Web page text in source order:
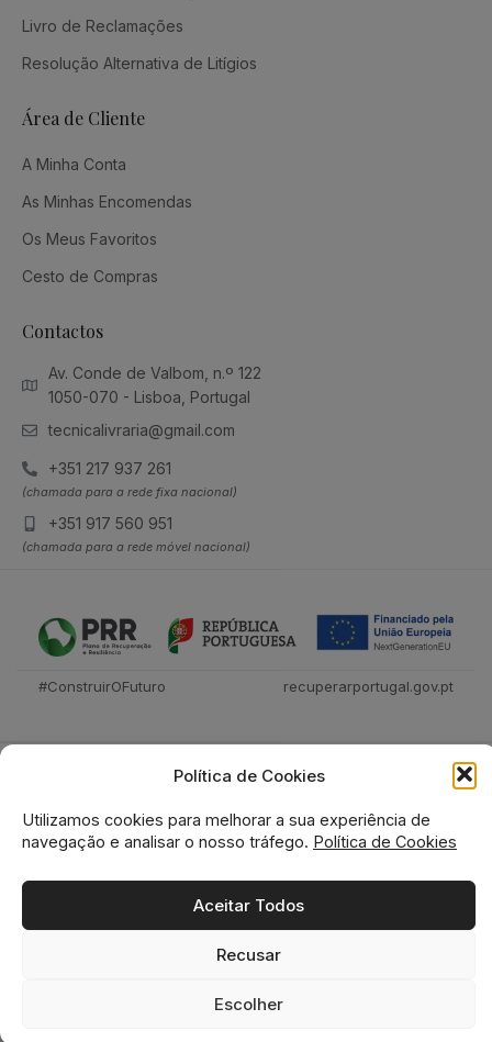
Política de Cookies
Utilizamos cookies para melhorar a sua experiência de
navegação e analisar o nosso tráfego. Política de Cookies
Aceitar Todos
Recusar
Escolher
Livro de Reclamações
Resolução Alternativa de Litígios
Área de Cliente
A Minha Conta
As Minhas Encomendas
Os Meus Favoritos
Cesto de Compras
Contactos
Av. Conde de Valbom, n.º 122
1050-070 - Lisboa, Portugal
tecnicalivraria@gmail.com
+351 217 937 261
(chamada para a rede fixa nacional)
+351 917 560 951
(chamada para a rede móvel nacional)
#ConstruirOFuturo recuperarportugal.gov.pt
0